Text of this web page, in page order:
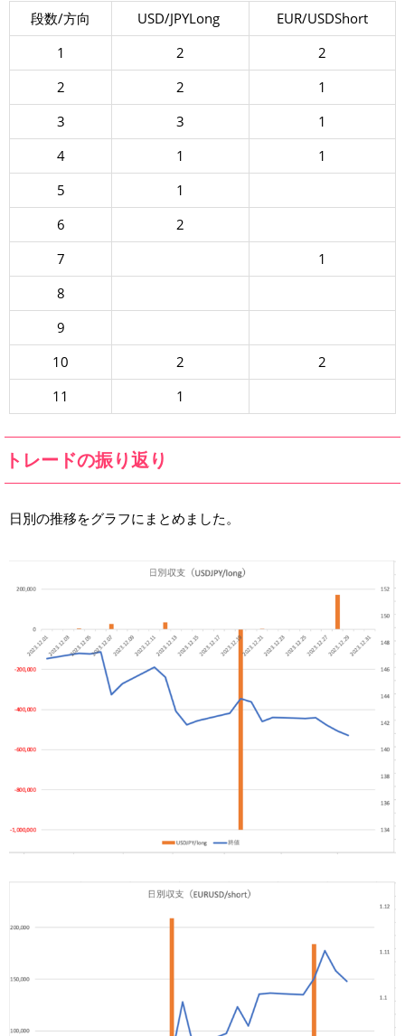
段数/方向 USD/JPYLong
EUR/USDShort
1
2
2
2
2
1
3
3
1
4
1
1
5
1
6
2
7
1
8
9
10
2
2
11
1
トレードの振り返り
日別の推移をグラフにまとめました。